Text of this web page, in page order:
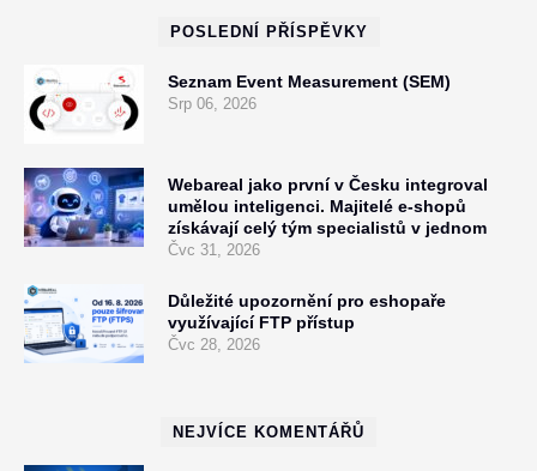
POSLEDNÍ PŘÍSPĚVKY
Seznam Event Measurement (SEM)
Srp 06, 2026
Webareal jako první v Česku integroval
umělou inteligenci. Majitelé e-shopů
získávají celý tým specialistů v jednom
Čvc 31, 2026
Důležité upozornění pro eshopaře
využívající FTP přístup
Čvc 28, 2026
NEJVÍCE KOMENTÁŘŮ